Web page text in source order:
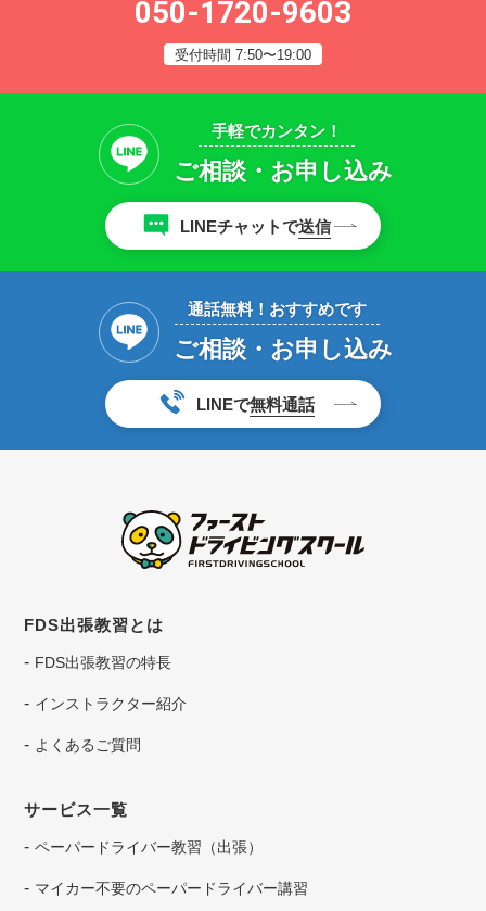
050-1720-9603
受付時間 7:50〜19:00
手軽でカンタン！
ご相談・お申し込み
LINEチャットで送信
通話無料！おすすめです
ご相談・お申し込み
LINEで無料通話
FDS出張教習とは
FDS出張教習の特長
インストラクター紹介
よくあるご質問
サービス一覧
ペーパードライバー教習（出張）
マイカー不要のペーパードライバー講習